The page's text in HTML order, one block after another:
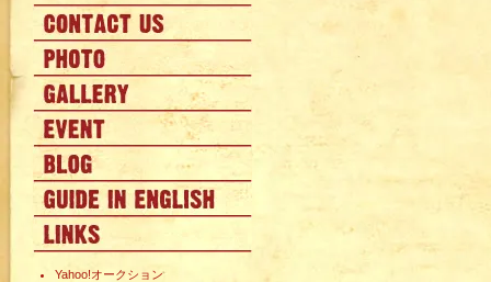
Yahoo!オークション